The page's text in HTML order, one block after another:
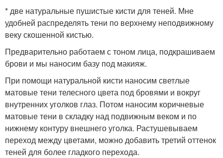
* две натуральные пушистые кисти для теней. Мне
удобней распределять тени по верхнему неподвижному
веку скошенной кистью.
Предварительно работаем с тоном лица, подкрашиваем
брови и мы наносим базу под макияж.
При помощи натуральной кисти наносим светлые
матовые тени телесного цвета под бровями и вокруг
внутренних уголков глаз. Потом наносим коричневые
матовые тени в складку над подвижным веком и по
нижнему контуру внешнего уголка. Растушевываем
переход между цветами, можно добавить третий оттенок
теней для более гладкого перехода.